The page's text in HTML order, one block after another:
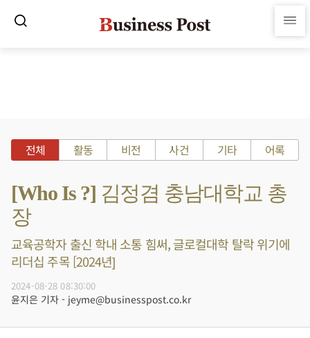
전체 활동 비전 사건 기타 어록
[Who Is ?] 김정겸 충남대학교 총
장
교육공학자 출신 학내 소통 힘써, 글로컬대학 탈락 위기에
리더십 주목 [2024년]
2024-08-28 08:30:00
윤지은 기자 - jeyme@businesspost.co.kr